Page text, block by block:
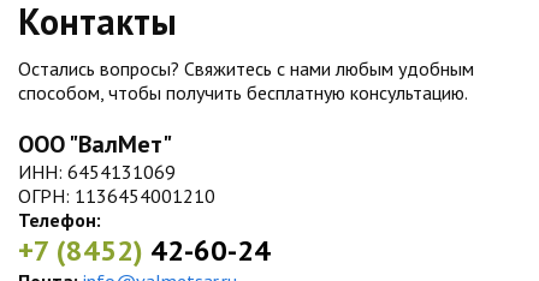
Контакты
Остались вопросы? Свяжитесь с нами любым удобным
способом, чтобы получить бесплатную консультацию.
ООО "ВалМет"
ИНН: 6454131069
ОГРН: 1136454001210
Телефон:
+7 (8452) 42-60-24